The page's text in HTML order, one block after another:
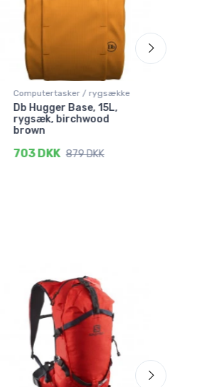
Computertasker / rygsække
Db Hugger Base, 15L,
rygsæk, birchwood
brown
703 DKK 879 DKK